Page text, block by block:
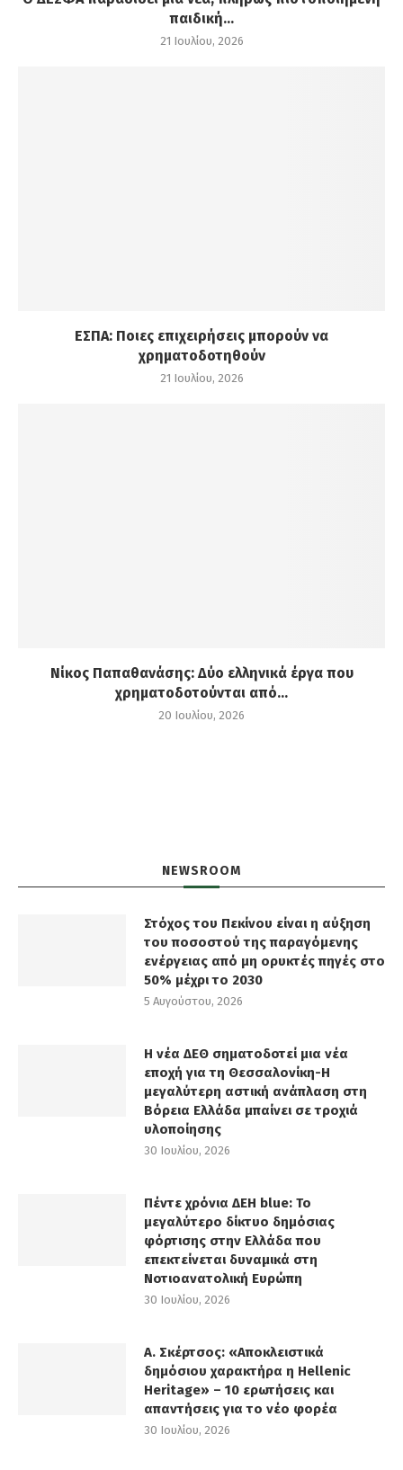
παιδική...
21 Ιουλίου, 2026
ΕΣΠΑ: Ποιες επιχειρήσεις μπορούν να
χρηματοδοτηθούν
21 Ιουλίου, 2026
Νίκος Παπαθανάσης: Δύο ελληνικά έργα που
χρηματοδοτούνται από...
20 Ιουλίου, 2026
NEWSROOM
Στόχος του Πεκίνου είναι η αύξηση
του ποσοστού της παραγόμενης
ενέργειας από μη ορυκτές πηγές στο
50% μέχρι το 2030
5 Αυγούστου, 2026
Η νέα ΔΕΘ σηματοδοτεί μια νέα
εποχή για τη Θεσσαλονίκη-Η
μεγαλύτερη αστική ανάπλαση στη
Βόρεια Ελλάδα μπαίνει σε τροχιά
υλοποίησης
30 Ιουλίου, 2026
Πέντε χρόνια ΔΕΗ blue: Το
μεγαλύτερο δίκτυο δημόσιας
φόρτισης στην Ελλάδα που
επεκτείνεται δυναμικά στη
Νοτιοανατολική Ευρώπη
30 Ιουλίου, 2026
Α. Σκέρτσος: «Αποκλειστικά
δημόσιου χαρακτήρα η Hellenic
Heritage» – 10 ερωτήσεις και
απαντήσεις για το νέο φορέα
30 Ιουλίου, 2026